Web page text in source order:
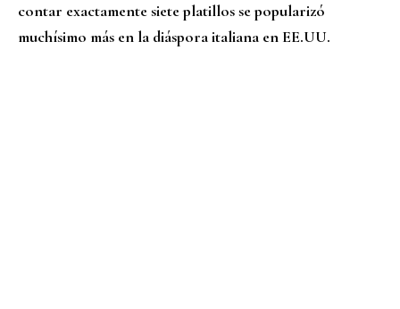
contar exactamente siete platillos se popularizó
muchísimo más en la diáspora italiana en EE.UU.